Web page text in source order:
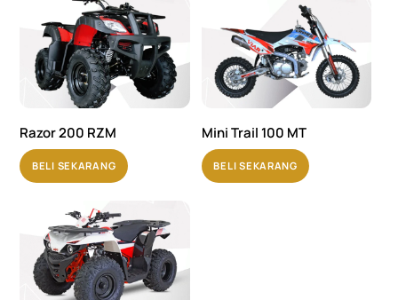
Razor 200 RZM
BELI SEKARANG
Mini Trail 100 MT
BELI SEKARANG